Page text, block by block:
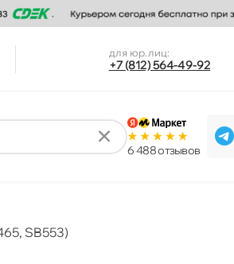
для юр.лиц:
+7 (812) 564-49-92
6 488 отзыво
SB553)